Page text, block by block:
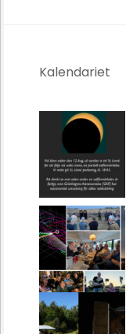
Kalendariet